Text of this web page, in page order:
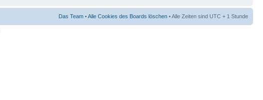
Das Team •Alle Cookies des Boards löschen • Alle Zeiten sind UTC + 1 Stunde